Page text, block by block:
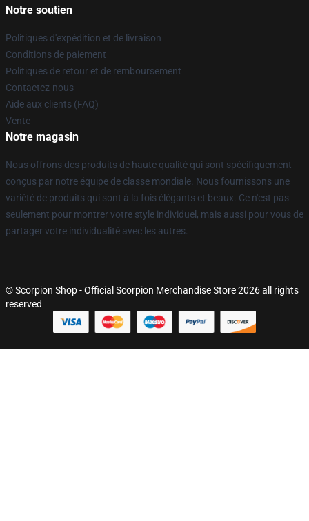
Notre soutien
Politiques d'expédition et de livraison
Conditions de paiement
Politiques de retour et de remboursement
Contactez-nous
Aide aux clients (FAQ)
Vente
Notre magasin
Nous offrons des produits de haute qualité qui sont spécifiquement
conçus par notre équipe de classe mondiale. Nous fournissons une
variété de produits qui sont à la fois élégants et beaux. Ce n'est pas
seulement pour montrer votre style individuel, mais aussi pour vous de
partager votre individualité avec les autres.
© Scorpion Shop - Official Scorpion Merchandise Store 2026 all rights
reserved